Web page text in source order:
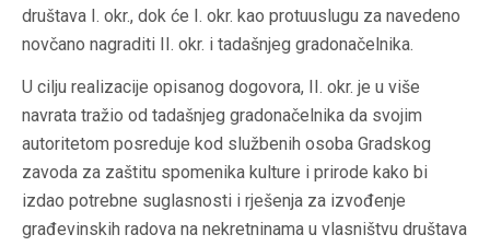
društava I. okr., dok će I. okr. kao protuuslugu za navedeno
novčano nagraditi II. okr. i tadašnjeg gradonačelnika.
U cilju realizacije opisanog dogovora, II. okr. je u više
navrata tražio od tadašnjeg gradonačelnika da svojim
autoritetom posreduje kod službenih osoba Gradskog
zavoda za zaštitu spomenika kulture i prirode kako bi
izdao potrebne suglasnosti i rješenja za izvođenje
građevinskih radova na nekretninama u vlasništvu društava